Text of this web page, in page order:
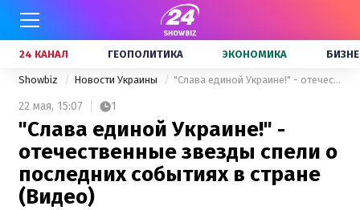
24 КАНАЛ ГЕОПОЛИТИКА ЭКОНОМИКА
Showbiz Новости Украины "Слава единой Украине!" - отечественные звезды спели о последних событиях в стране (Видео)
22 мая, 15:07 1
"Слава единой Украине!" -
отечественные звезды спели о
последних событиях в стране
(Видео)